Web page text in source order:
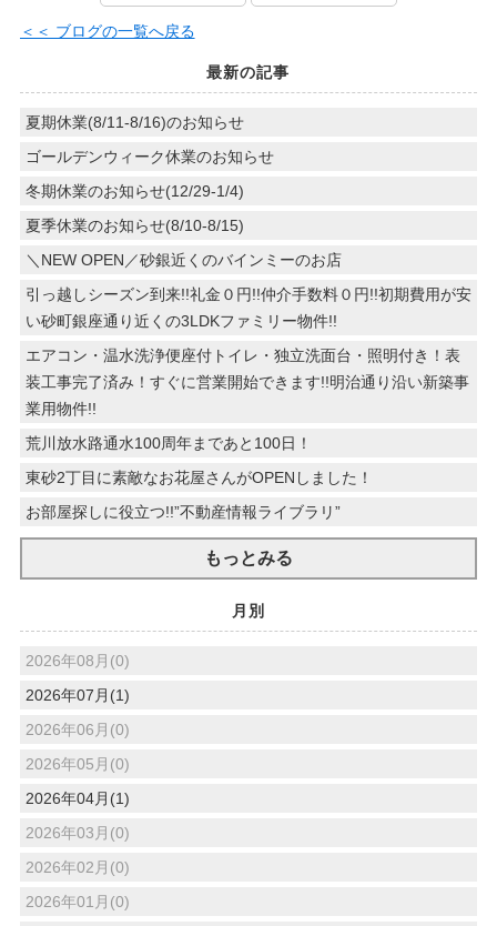
＜＜ ブログの一覧へ戻る
最新の記事
夏期休業(8/11-8/16)のお知らせ
ゴールデンウィーク休業のお知らせ
冬期休業のお知らせ(12/29-1/4)
夏季休業のお知らせ(8/10-8/15)
＼NEW OPEN／砂銀近くのバインミーのお店
引っ越しシーズン到来!!礼金０円!!仲介手数料０円!!初期費用が安
い砂町銀座通り近くの3LDKファミリー物件!!
エアコン・温水洗浄便座付トイレ・独立洗面台・照明付き！表
装工事完了済み！すぐに営業開始できます!!明治通り沿い新築事
業用物件!!
荒川放水路通水100周年まであと100日！
東砂2丁目に素敵なお花屋さんがOPENしました！
お部屋探しに役立つ!!”不動産情報ライブラリ”
もっとみる
月別
2026年08月(0)
2026年07月(1)
2026年06月(0)
2026年05月(0)
2026年04月(1)
2026年03月(0)
2026年02月(0)
2026年01月(0)